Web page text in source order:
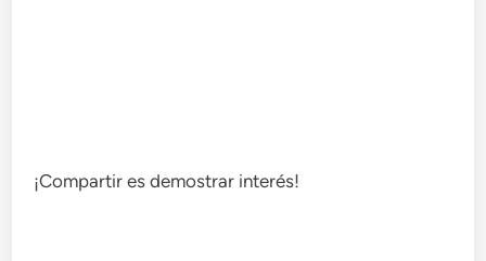
¡Compartir es demostrar interés!